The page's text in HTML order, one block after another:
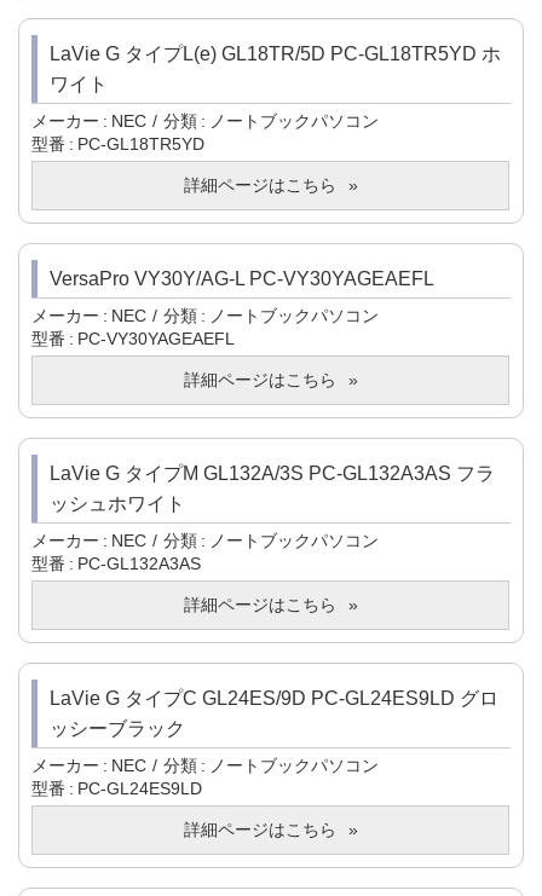
LaVie G タイプL(e) GL18TR/5D PC-GL18TR5YD ホ
ワイト
メーカー NEC 分類
ノートブックパソコン
型番
PC-GL18TR5YD
詳細ページはこちら
VersaPro VY30Y/AG-L PC-VY30YAGEAEFL
メーカー NEC 分類
ノートブックパソコン
型番
PC-VY30YAGEAEFL
詳細ページはこちら
LaVie G タイプM GL132A/3S PC-GL132A3AS フラ
ッシュホワイト
メーカー NEC 分類
ノートブックパソコン
型番
PC-GL132A3AS
詳細ページはこちら
LaVie G タイプC GL24ES/9D PC-GL24ES9LD グロ
ッシーブラック
メーカー NEC 分類
ノートブックパソコン
型番
PC-GL24ES9LD
詳細ページはこちら